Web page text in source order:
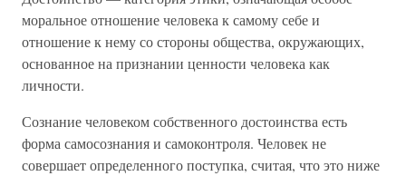
моральное отношение человека к самому себе и
отношение к нему со стороны общества, окружающих,
основанное на признании ценности человека как
личности.
Сознание человеком собственного достоинства есть
форма самосознания и самоконтроля. Человек не
совершает определенного поступка, считая, что это ниже